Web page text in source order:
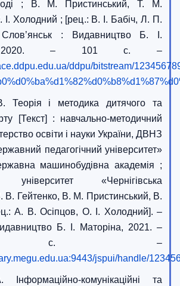
; В. М. Пристинський, Т. М.
І. Холодний ; [рец.: В. І. Бабіч, Л. П.
Слов’янськ : Видавництво Б. І.
2020. – 101 с. –
ddpu/bitstream/
Теорія і методика дитячого та
[Текст] : навчально-методичний
освіти і науки України, ДВНЗ
педагогічний університет»
машинобудівна академія ;
університет «Чернігівська
В. Гейтенко, В. М. Пристинський, В.
А. В. Осіпцов, О. І. Холодний]. –
Б. І. Маторіна, 2021. –
с. –
jspui/handle/
комунікаційні та